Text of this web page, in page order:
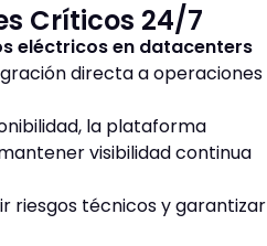
Críticos 24/7
eléctricos en datacenters
directa a operaciones
la plataforma
visibilidad continua
riesgos técnicos y garantizar